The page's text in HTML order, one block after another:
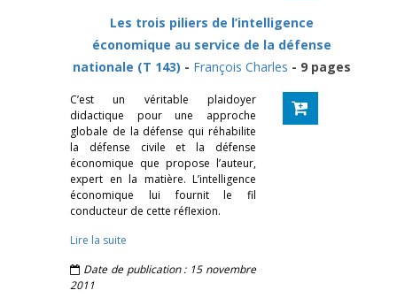
Les trois piliers de l’intelligence
économique au service de la défense
nationale (T 143) - François Charles - 9 pages
C’est un véritable plaidoyer
didactique pour une approche
globale de la défense qui réhabilite
la défense civile et la défense
économique que propose l’auteur,
expert en la matière. L’intelligence
économique lui fournit le fil
conducteur de cette réflexion.
Lire la suite
Date de publication : 15 novembre
2011